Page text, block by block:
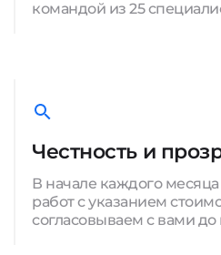
командой из 25
Честность и
В начале каждого
работ с указанием
согласовываем с вами